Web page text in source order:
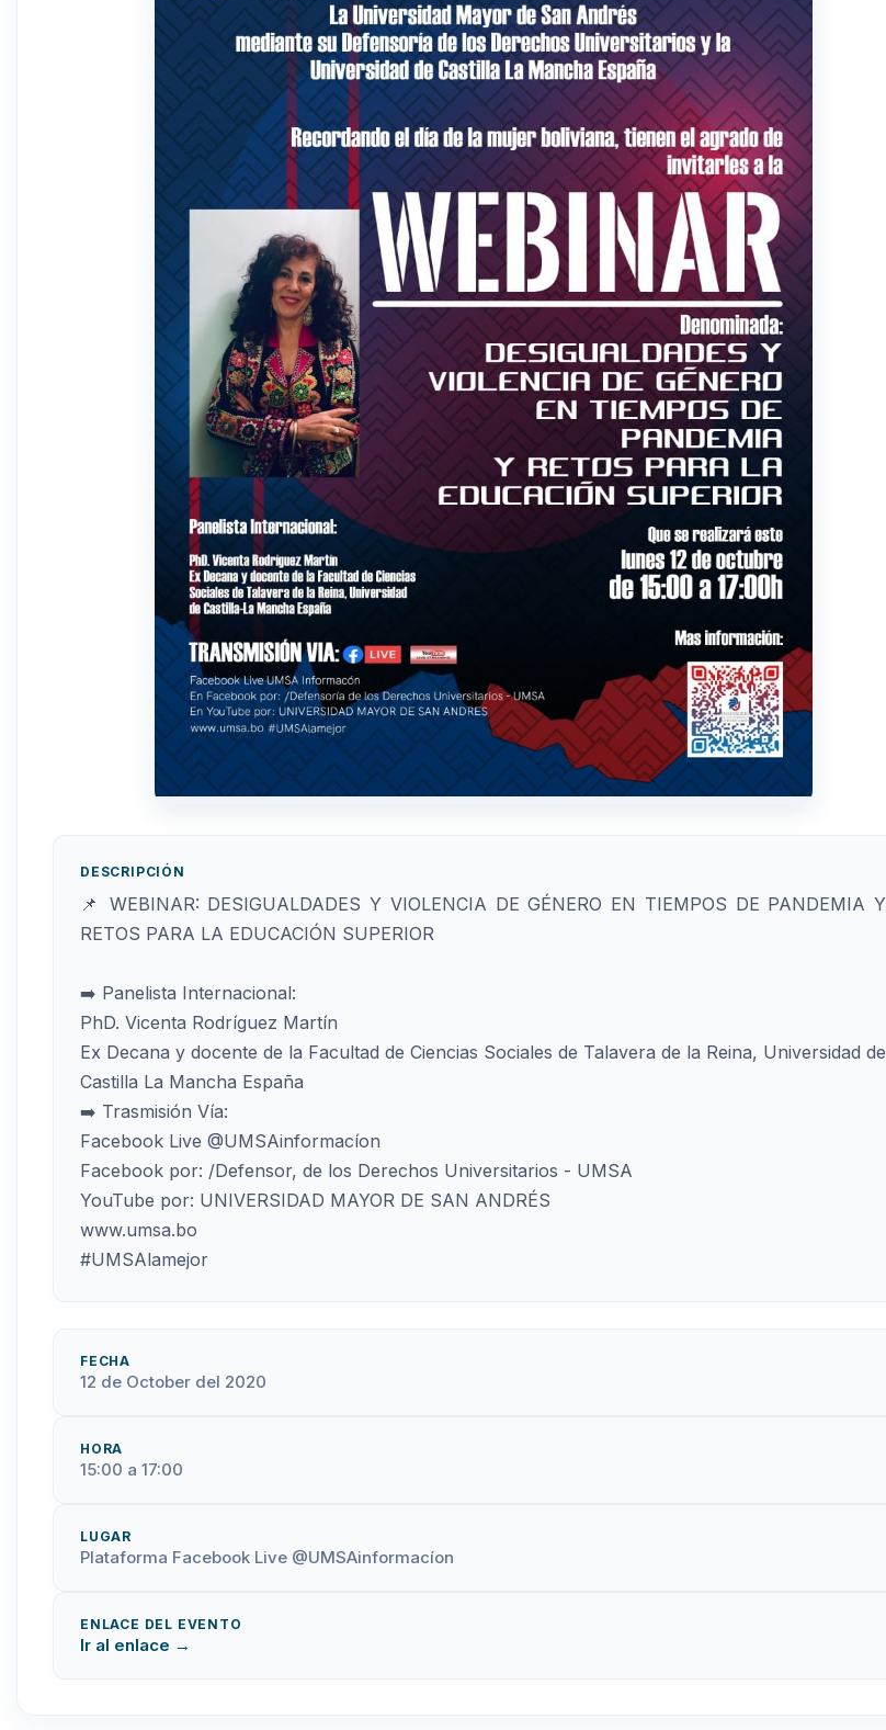
DESCRIPCIÓN
📌 WEBINAR: DESIGUALDADES Y VIOLENCIA DE GÉNERO EN TIEMPOS DE PANDEMIA Y
RETOS PARA LA EDUCACIÓN SUPERIOR
➡️ Panelista Internacional:
PhD. Vicenta Rodríguez Martín
Ex Decana y docente de la Facultad de Ciencias Sociales de Talavera de la Reina, Universidad de
Castilla La Mancha España
➡️ Trasmisión Vía:
Facebook Live @UMSAinformacíon
Facebook por: /Defensor, de los Derechos Universitarios - UMSA
YouTube por: UNIVERSIDAD MAYOR DE SAN ANDRÉS
www.umsa.bo
#UMSAlamejor
FECHA
12 de October del 2020
HORA
15:00 a 17:00
LUGAR
Plataforma Facebook Live @UMSAinformacíon
ENLACE DEL EVENTO
Ir al enlace →